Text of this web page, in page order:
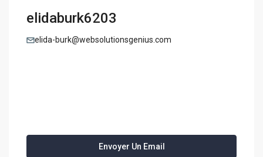
elidaburk6203
elida-burk@websolutionsgenius.com
Envoyer Un Email